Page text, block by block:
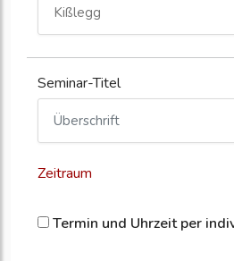
Seminar-Titel
Zeitraum
Termin und Uhrzeit per